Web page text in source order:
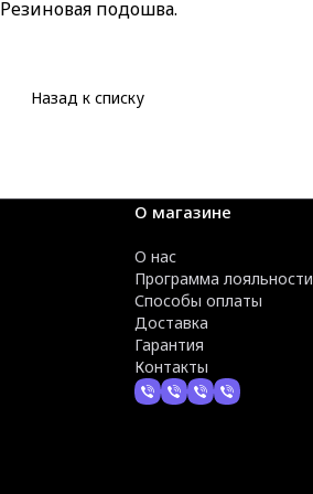
Резиновая подошва.
Назад к списку
О магазине
О нас
Программа лояльности
Способы оплаты
Доставка
Гарантия
Контакты